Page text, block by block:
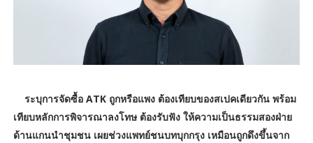
ระบุการจัดซื้อ ATK ถูกหรือแพง ต้องเทียบของสเปคเดียวกัน พร้อม
เทียบหลักการพิจารณาลงโทษ ต้องรับฟัง ให้ความเป็นธรรมสองฝ่าย
ด้านแกนนำชุมชน เผยช่วงแพทย์ชนบทบุกกรุง เหมือนถูกดึงขึ้นจาก